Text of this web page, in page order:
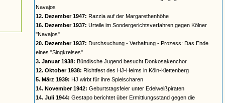
Navajos
12. Dezember 1947: Razzia auf der Margarethenhöhe
16. Dezember 1937: Urteile im Sondergerichtsverfahren gegen Kölner
"Navajos"
20. Dezember 1937: Durchsuchung - Verhaftung - Prozess: Das Ende
eines "Singkreises"
3. Januar 1938: Bündische Jugend besucht Donkosakenchor
12. Oktober 1938: Richtfest des HJ-Heims in Köln-Klettenberg
5. März 1939: HJ wirbt für ihre Spielscharen
14. November 1942: Geburtstagsfeier unter Edelweißpiraten
14. Juli 1944: Gestapo berichtet über Ermittlungsstand gegen die